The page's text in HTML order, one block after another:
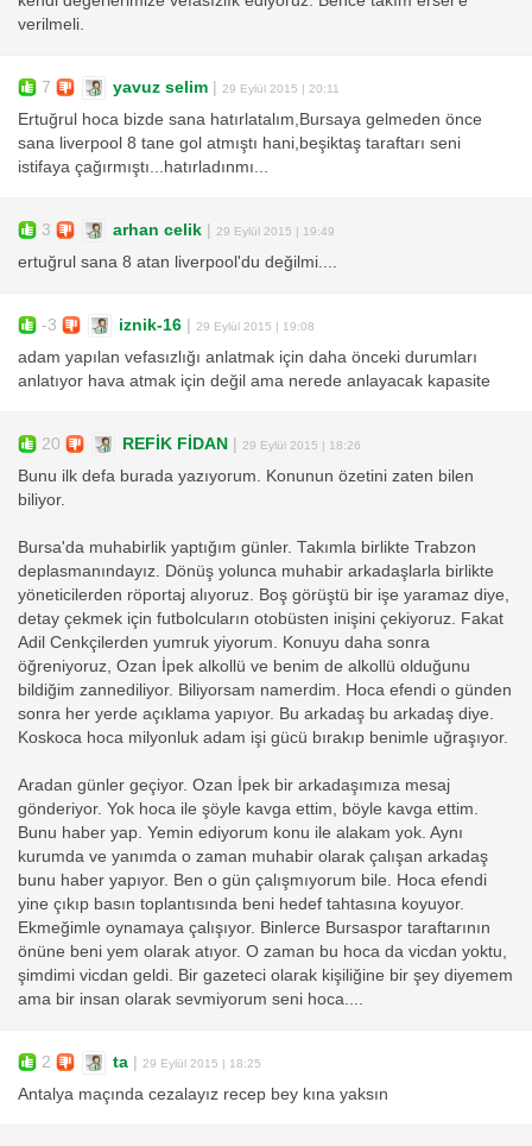
verilmeli.
7 yavuz selim | 29 Eylül 2015 | 20:11
Ertuğrul hoca bizde sana hatırlatalım,Bursaya gelmeden önce
sana liverpool 8 tane gol atmıştı hani,beşiktaş taraftarı seni
istifaya çağırmıştı...hatırladınmı...
3 arhan celik | 29 Eylül 2015 | 19:49
ertuğrul sana 8 atan liverpool'du değilmi....
-3 iznik-16 | 29 Eylül 2015 | 19:08
adam yapılan vefasızlığı anlatmak için daha önceki durumları
anlatıyor hava atmak için değil ama nerede anlayacak kapasite
20 REFİK FİDAN | 29 Eylül 2015 | 18:26
Bunu ilk defa burada yazıyorum. Konunun özetini zaten bilen
biliyor.
Bursa'da muhabirlik yaptığım günler. Takımla birlikte Trabzon
deplasmanındayız. Dönüş yolunca muhabir arkadaşlarla birlikte
yöneticilerden röportaj alıyoruz. Boş görüştü bir işe yaramaz diye,
detay çekmek için futbolcuların otobüsten inişini çekiyoruz. Fakat
Adil Cenkçilerden yumruk yiyorum. Konuyu daha sonra
öğreniyoruz, Ozan İpek alkollü ve benim de alkollü olduğunu
bildiğim zannediliyor. Biliyorsam namerdim. Hoca efendi o günden
sonra her yerde açıklama yapıyor. Bu arkadaş bu arkadaş diye.
Koskoca hoca milyonluk adam işi gücü bırakıp benimle uğraşıyor.
Aradan günler geçiyor. Ozan İpek bir arkadaşımıza mesaj
gönderiyor. Yok hoca ile şöyle kavga ettim, böyle kavga ettim.
Bunu haber yap. Yemin ediyorum konu ile alakam yok. Aynı
kurumda ve yanımda o zaman muhabir olarak çalışan arkadaş
bunu haber yapıyor. Ben o gün çalışmıyorum bile. Hoca efendi
yine çıkıp basın toplantısında beni hedef tahtasına koyuyor.
Ekmeğimle oynamaya çalışıyor. Binlerce Bursaspor taraftarının
önüne beni yem olarak atıyor. O zaman bu hoca da vicdan yoktu,
şimdimi vicdan geldi. Bir gazeteci olarak kişiliğine bir şey diyemem
ama bir insan olarak sevmiyorum seni hoca....
2 ta | 29 Eylül 2015 | 18:25
Antalya maçında cezalayız recep bey kına yaksın